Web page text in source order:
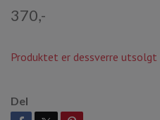
370,-
Produktet er dessverre utsolgt
Del